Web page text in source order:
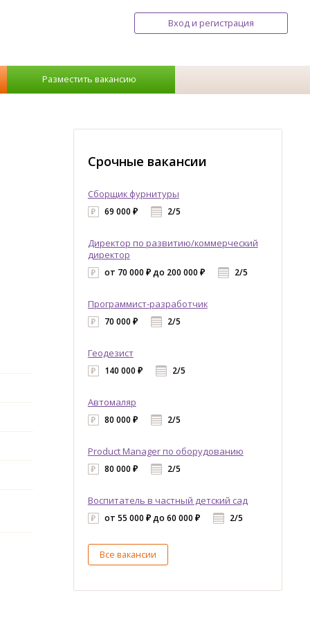
Вход и регистрация
Разместить вакансию
Срочные вакансии
Сборщик фурнитуры
69 000 ₽ 2/5
Директор по развитию/коммерческий
директор
от 70 000 ₽ до 200 000 ₽ 2/5
Программист-разработчик
70 000 ₽ 2/5
Геодезист
140 000 ₽ 2/5
Автомаляр
80 000 ₽ 2/5
Product Manager по оборудованию
80 000 ₽ 2/5
Воспитатель в частный детский сад
от 55 000 ₽ до 60 000 ₽ 2/5
Все вакансии